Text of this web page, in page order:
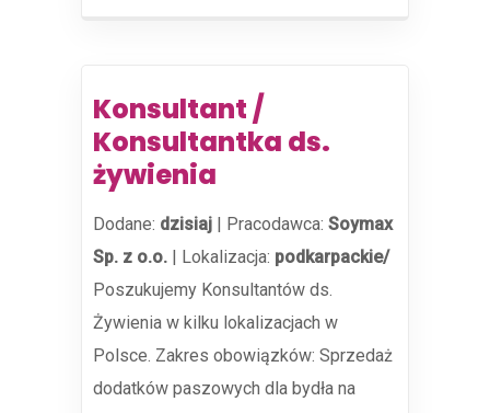
Konsultant /
Konsultantka ds.
żywienia
Dodane: dzisiaj | Pracodawca: Soymax
Sp. z o.o. | Lokalizacja: podkarpackie/
Poszukujemy Konsultantów ds.
Żywienia w kilku lokalizacjach w
Polsce. Zakres obowiązków: Sprzedaż
dodatków paszowych dla bydła na